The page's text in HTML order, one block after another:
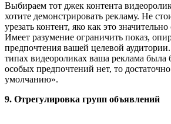
Выбираем тот джек контента
хотите демонстрировать рекламу. Не
урезать контент, яко как это
Имеет разумение ограничить показ,
предпочтения вашей целевой
типах видеороликах ваша реклама была
особых предпочтений нет, то
умолчанию».
9. Отрегулировка групп объявлений